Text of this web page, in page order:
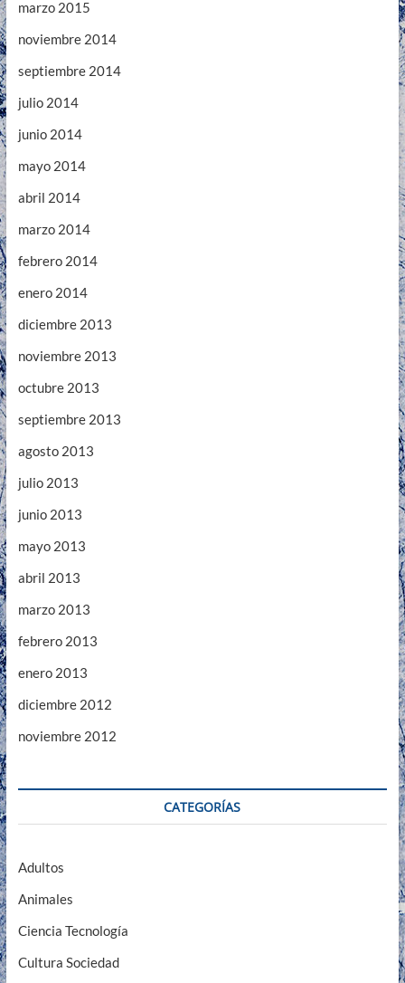
marzo 2015
noviembre 2014
septiembre 2014
julio 2014
junio 2014
mayo 2014
abril 2014
marzo 2014
febrero 2014
enero 2014
diciembre 2013
noviembre 2013
octubre 2013
septiembre 2013
agosto 2013
julio 2013
junio 2013
mayo 2013
abril 2013
marzo 2013
febrero 2013
enero 2013
diciembre 2012
noviembre 2012
CATEGORÍAS
Adultos
Animales
Ciencia Tecnología
Cultura Sociedad